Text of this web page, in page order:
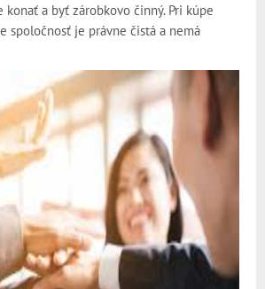
a byť zárobkovo činný. Pri kúpe
spoločnosť je právne čistá a nemá